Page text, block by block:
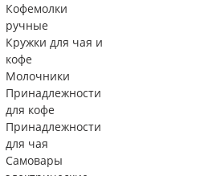
Кофемолки
ручные
Кружки для чая и
кофе
Молочники
Принадлежности
для кофе
Принадлежности
для чая
Самовары